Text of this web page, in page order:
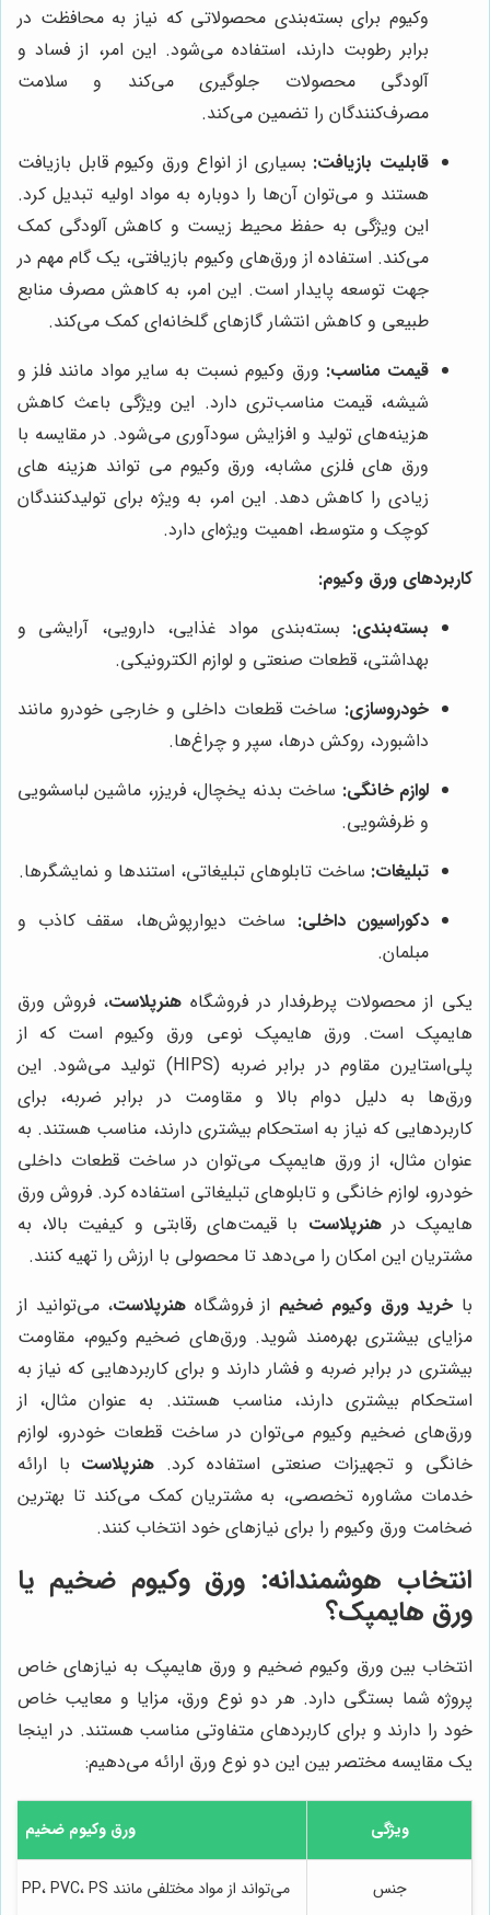
وکیوم برای بسته‌بندی محصولاتی که نیاز به محافظت در
برابر رطوبت دارند، استفاده می‌شود. این امر، از فساد و
آلودگی محصولات جلوگیری می‌کند و سلامت
مصرف‌کنندگان را تضمین می‌کند.
قابلیت بازیافت: بسیاری از انواع ورق وکیوم قابل بازیافت
هستند و می‌توان آن‌ها را دوباره به مواد اولیه تبدیل کرد.
این ویژگی به حفظ محیط زیست و کاهش آلودگی کمک
می‌کند. استفاده از ورق‌های وکیوم بازیافتی، یک گام مهم در
جهت توسعه پایدار است. این امر، به کاهش مصرف منابع
طبیعی و کاهش انتشار گازهای گلخانه‌ای کمک می‌کند.
قیمت مناسب: ورق وکیوم نسبت به سایر مواد مانند فلز و
شیشه، قیمت مناسب‌تری دارد. این ویژگی باعث کاهش
هزینه‌های تولید و افزایش سودآوری می‌شود. در مقایسه با
ورق های فلزی مشابه، ورق وکیوم می تواند هزینه های
زیادی را کاهش دهد. این امر، به ویژه برای تولیدکنندگان
کوچک و متوسط، اهمیت ویژه‌ای دارد.
کاربردهای ورق وکیوم:
بسته‌بندی: بسته‌بندی مواد غذایی، دارویی، آرایشی و
بهداشتی، قطعات صنعتی و لوازم الکترونیکی.
خودروسازی: ساخت قطعات داخلی و خارجی خودرو مانند
داشبورد، روکش درها، سپر و چراغ‌ها.
لوازم خانگی: ساخت بدنه یخچال، فریزر، ماشین لباسشویی
و ظرفشویی.
تبلیغات: ساخت تابلوهای تبلیغاتی، استندها و نمایشگرها.
دکوراسیون داخلی: ساخت دیوارپوش‌ها، سقف کاذب و
مبلمان.
یکی از محصولات پرطرفدار در فروشگاه هنرپلاست، فروش ورق
هایمپک است. ورق هایمپک نوعی ورق وکیوم است که از
پلی‌استایرن مقاوم در برابر ضربه (HIPS) تولید می‌شود. این
ورق‌ها به دلیل دوام بالا و مقاومت در برابر ضربه، برای
کاربردهایی که نیاز به استحکام بیشتری دارند، مناسب هستند. به
عنوان مثال، از ورق هایمپک می‌توان در ساخت قطعات داخلی
خودرو، لوازم خانگی و تابلوهای تبلیغاتی استفاده کرد. فروش ورق
هایمپک درهنرپلاست با قیمت‌های رقابتی و کیفیت بالا، به
مشتریان این امکان را می‌دهد تا محصولی با ارزش را تهیه کنند.
با خرید ورق وکیوم ضخیم از فروشگاه هنرپلاست، می‌توانید از
مزایای بیشتری بهره‌مند شوید. ورق‌های ضخیم وکیوم، مقاومت
بیشتری در برابر ضربه و فشار دارند و برای کاربردهایی که نیاز به
استحکام بیشتری دارند، مناسب هستند. به عنوان مثال، از
ورق‌های ضخیم وکیوم می‌توان در ساخت قطعات خودرو، لوازم
خانگی و تجهیزات صنعتی استفاده کرد. هنرپلاست با ارائه
خدمات مشاوره تخصصی، به مشتریان کمک می‌کند تا بهترین
ضخامت ورق وکیوم را برای نیازهای خود انتخاب کنند.
انتخاب هوشمندانه: ورق وکیوم ضخیم یا
ورق هایمپک؟
انتخاب بین ورق وکیوم ضخیم و ورق هایمپک به نیازهای خاص
پروژه شما بستگی دارد. هر دو نوع ورق، مزایا و معایب خاص
خود را دارند و برای کاربردهای متفاوتی مناسب هستند. در اینجا
یک مقایسه مختصر بین این دو نوع ورق ارائه می‌دهیم:
ویژگی ورق وکیوم ضخیم
جنس می‌تواند از مواد مختلفی مانند PET، PP، PVC، PS و ABS تولید شود.